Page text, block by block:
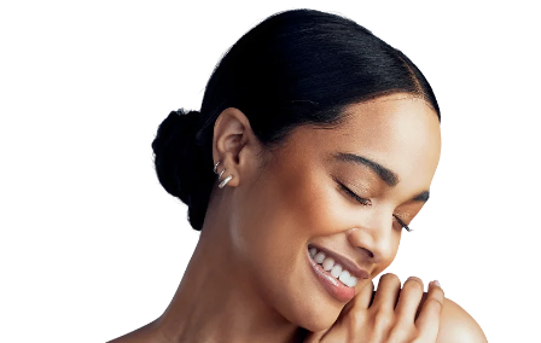
שניתן לראות שיפור אמיתי ולהציג אותו
ללקוח בצורה ברורה